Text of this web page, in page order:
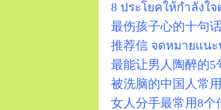
8 ประโยคให้กำลังใ
最伤孩子心的十句
推荐信 จดหมายแน
最能让男人陶醉的
被洗脑的中国人常
女人分手最常用8